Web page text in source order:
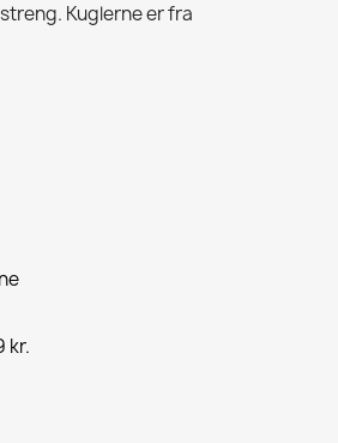
Kuglerne er fra
kr.